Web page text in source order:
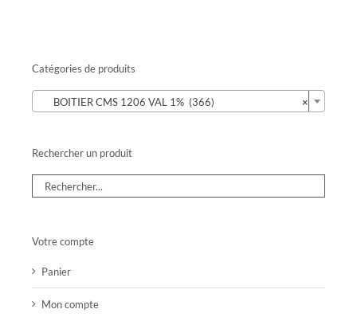
Catégories de produits
×
BOITIER CMS 1206 VAL 1% (366)
Rechercher un produit
Votre compte
Panier
Mon compte